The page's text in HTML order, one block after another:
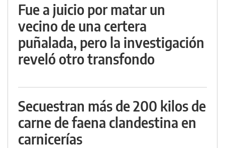
Fue a juicio por matar un
vecino de una certera
puñalada, pero la investigación
reveló otro transfondo
Secuestran más de 200 kilos de
carne de faena clandestina en
carnicerías